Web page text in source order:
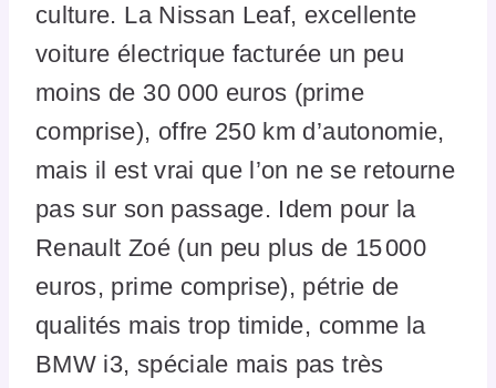
culture. La Nissan Leaf, excellente
voiture électrique facturée un peu
moins de 30 000 euros (prime
comprise), offre 250 km d’autonomie,
mais il est vrai que l’on ne se retourne
pas sur son passage. Idem pour la
Renault Zoé (un peu plus de 15 000
euros, prime comprise), pétrie de
qualités mais trop timide, comme la
BMW i3, spéciale mais pas très